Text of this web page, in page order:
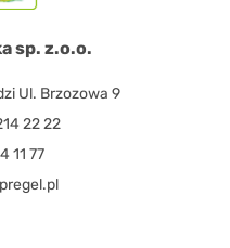
sp. z.o.o.
Ul. Brzozowa 9
22 22
11 77